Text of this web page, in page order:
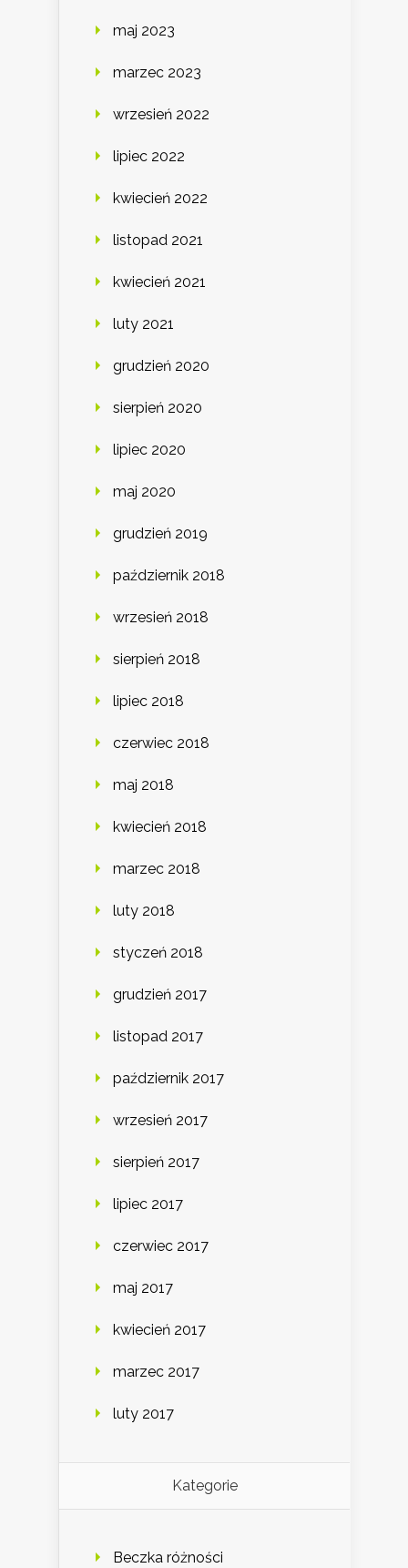
maj 2023
marzec 2023
wrzesień 2022
lipiec 2022
kwiecień 2022
listopad 2021
kwiecień 2021
luty 2021
grudzień 2020
sierpień 2020
lipiec 2020
maj 2020
grudzień 2019
październik 2018
wrzesień 2018
sierpień 2018
lipiec 2018
czerwiec 2018
maj 2018
kwiecień 2018
marzec 2018
luty 2018
styczeń 2018
grudzień 2017
listopad 2017
październik 2017
wrzesień 2017
sierpień 2017
lipiec 2017
czerwiec 2017
maj 2017
kwiecień 2017
marzec 2017
luty 2017
Kategorie
Beczka różności